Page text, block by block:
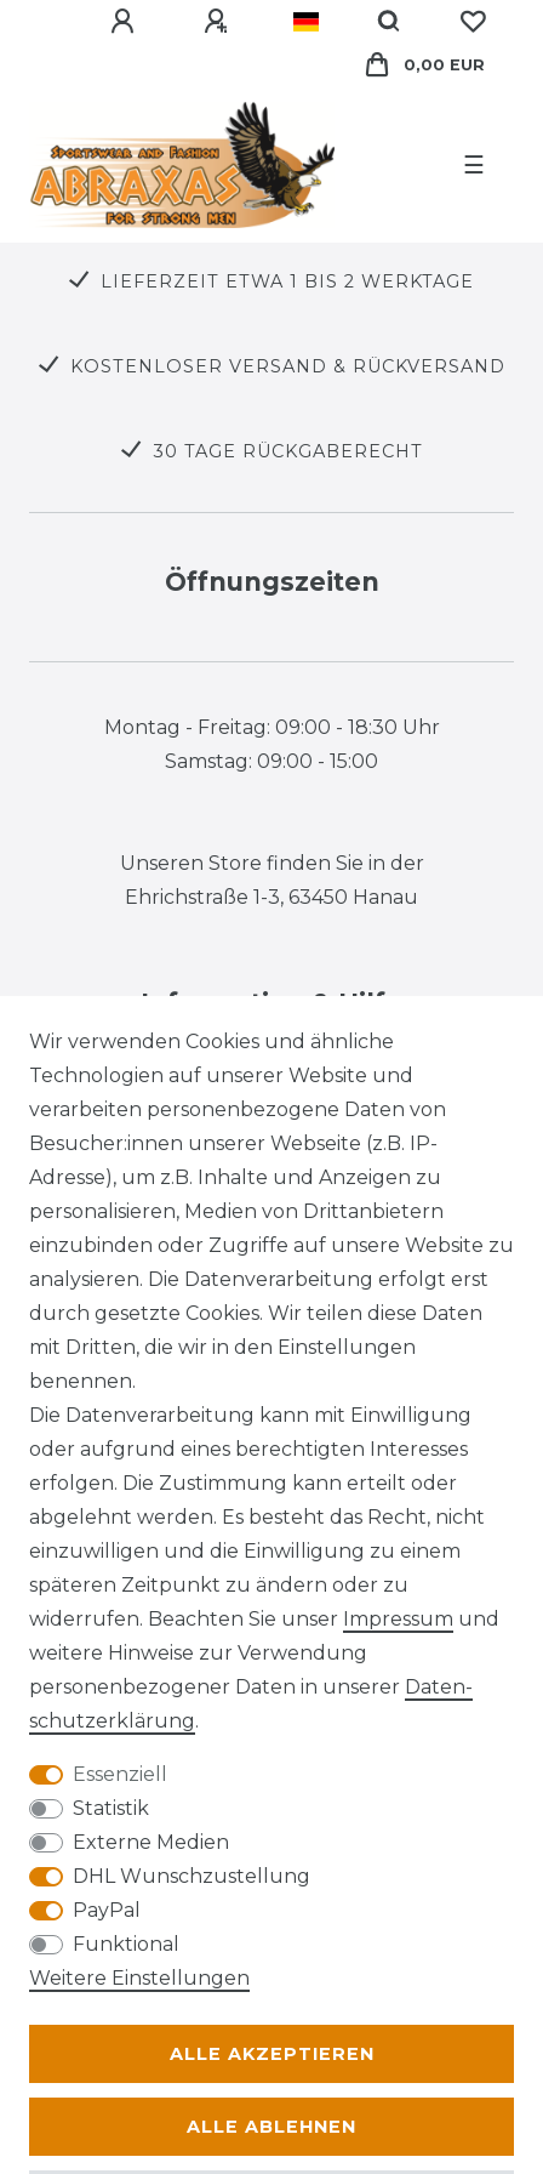
0,00 EUR
☰
Wir verwenden Cookies und ähnliche
Technologien auf unserer Website und
verarbeiten personenbezogene Daten von
Besucher:innen unserer Webseite (z.B. IP-
Adresse), um z.B. Inhalte und Anzeigen zu
personalisieren, Medien von Drittanbietern
einzubinden oder Zugriffe auf unsere Website zu
analysieren. Die Datenverarbeitung erfolgt erst
durch gesetzte Cookies. Wir teilen diese Daten
mit Dritten, die wir in den Einstellungen
benennen.
Die Datenverarbeitung kann mit Einwilligung
oder aufgrund eines berechtigten Interesses
erfolgen. Die Zustimmung kann erteilt oder
abgelehnt werden. Es besteht das Recht, nicht
einzuwilligen und die Einwilligung zu einem
späteren Zeitpunkt zu ändern oder zu
widerrufen. Beachten Sie unser Impressum und
weitere Hinweise zur Verwendung
personenbezogener Daten in unserer Daten­
schutz­erklärung.
Essenziell
Statistik
Externe Medien
DHL Wunschzustellung
PayPal
Funktional
Weitere Einstellungen
ALLE AKZEPTIEREN
ALLE ABLEHNEN
LIEFERZEIT ETWA 1 BIS 2 WERKTAGE
KOSTENLOSER VERSAND & RÜCKVERSAND
30 TAGE RÜCKGABERECHT
Öffnungszeiten
Montag - Freitag: 09:00 - 18:30 Uhr
Samstag: 09:00 - 15:00
Unseren Store finden Sie in der
Ehrichstraße 1-3, 63450 Hanau
Information & Hilfe
Impressum Daten­schutz­erklärung
AGB Barrierefreiheitserklärung
Widerrufs­recht
VERTRAG WIDERRUFEN Kontakt
Die Karte kann aufgrund ihrer
Datenschutzeinstellungen nicht angezeigt
werden. Bitte akzeptieren Sie die Verwendung
von Google Maps, um die Karte zu verwenden.
© Abraxas 2026 | Alle Rechte vorbehalten.